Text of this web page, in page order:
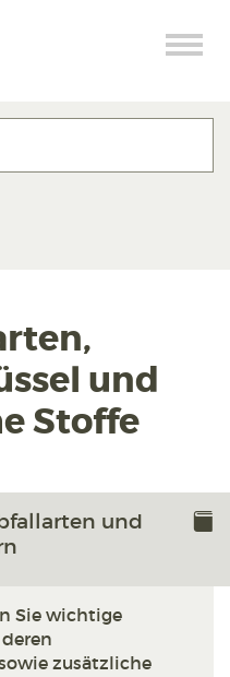
und
Stoffe
und
Sie wichtige
zusätzliche